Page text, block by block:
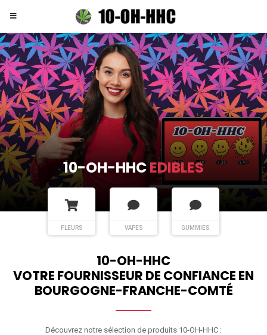
10-OH-HHCEDIBLES
FLEURS VAPES GUMMIES
10-OH-HHC
VOTRE FOURNISSEUR DE CONFIANCE EN
BOURGOGNE-FRANCHE-COMTÉ
Découvrez notre sélection de produits 10-OH-HHC :